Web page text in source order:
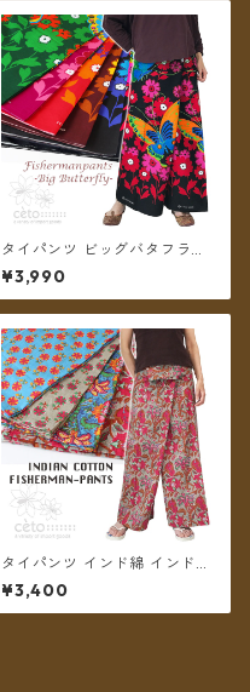
タイパンツ ビッグバタフライ
6カラー リゾパン ロング丈
【メール便送料無料】
¥3,990
タイパンツ インド綿 インド更
紗 no.3 ボタニカル&小花プリ
ント 4パターン ロング丈【メ
ール便送料無料】
¥3,400